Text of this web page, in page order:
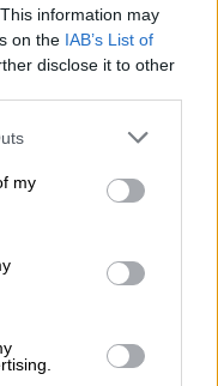
information may
on the IAB’s List of
disclose it to other
one or more Google
You may click to
third-party tags to
in below Google
my
στον αέρα
ο Μπουράκ